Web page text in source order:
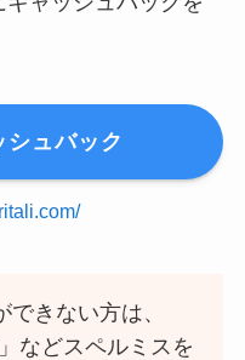
シュバック
きない方は、
などスペルミスを